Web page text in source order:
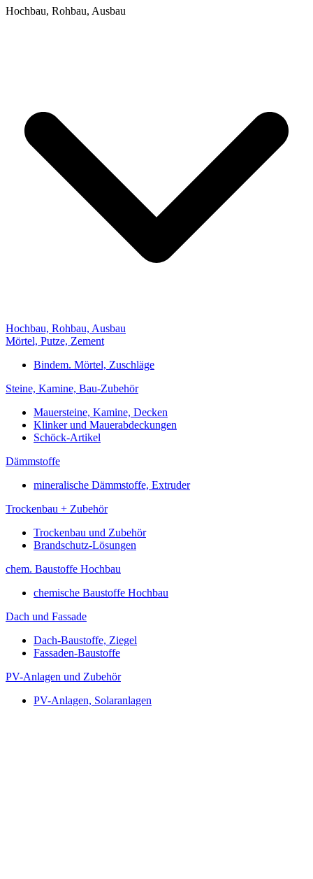
Hochbau, Rohbau, Ausbau
Hochbau, Rohbau, Ausbau
Mörtel, Putze, Zement
Bindem. Mörtel, Zuschläge
Steine, Kamine, Bau-Zubehör
Mauersteine, Kamine, Decken
Klinker und Mauerabdeckungen
Schöck-Artikel
Dämmstoffe
mineralische Dämmstoffe, Extruder
Trockenbau + Zubehör
Trockenbau und Zubehör
Brandschutz-Lösungen
chem. Baustoffe Hochbau
chemische Baustoffe Hochbau
Dach und Fassade
Dach-Baustoffe, Ziegel
Fassaden-Baustoffe
PV-Anlagen und Zubehör
PV-Anlagen, Solaranlagen